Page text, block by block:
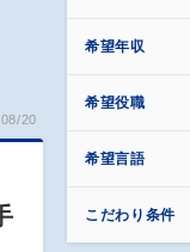
20
希望年収
希望役職
希望言語
こだわり条件